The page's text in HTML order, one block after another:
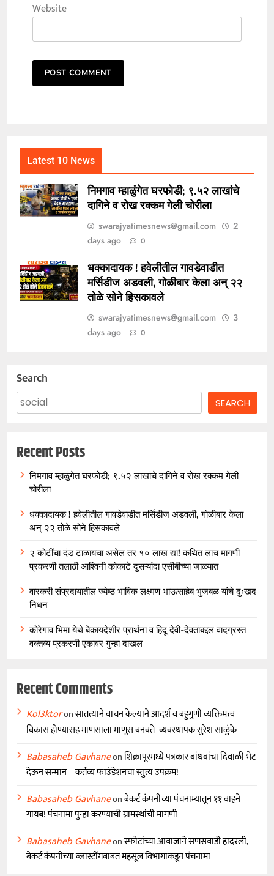
Website
Latest 10 News
निमगाव म्हाळुंगेत घरफोडी; ९.५२ लाखांचे
दागिने व रोख रक्कम गेली चोरीला
swarajyatimesnews@gmail.com
2
days ago
0
धक्कादायक ! हवेलीतील गावडेवाडीत
मर्सिडीज अडवली, गोळीबार केला अन् २२
तोळे सोने हिसकावले
swarajyatimesnews@gmail.com
3
days ago
0
Search
SEARCH
Recent Posts
निमगाव म्हाळुंगेत घरफोडी; ९.५२ लाखांचे दागिने व रोख रक्कम गेली
चोरीला
धक्कादायक ! हवेलीतील गावडेवाडीत मर्सिडीज अडवली, गोळीबार केला
अन् २२ तोळे सोने हिसकावले
२ कोटींचा दंड टाळायचा असेल तर १० लाख द्या! कथित लाच मागणी
प्रकरणी तलाठी आश्विनी कोकाटे दुसऱ्यांदा एसीबीच्या जाळ्यात
वारकरी संप्रदायातील ज्येष्ठ भाविक लक्ष्मण भाऊसाहेब भुजबळ यांचे दुःखद
निधन
कोरेगाव भिमा येथे बेकायदेशीर प्रार्थना व हिंदू देवी-देवतांबद्दल वादग्रस्त
वक्तव्य प्रकरणी एकावर गुन्हा दाखल
Recent Comments
Kol3ktoronसातत्याने वाचन केल्याने आदर्श व बहुगुणी व्यक्तिमत्त्व
विकास होण्यासह माणसाला माणूस बनवते -व्यवस्थापक सुरेश साळुंके
Babasaheb Gavhaneonशिक्रापूरमध्ये पत्रकार बांधवांचा दिवाळी भेट
देऊन सन्मान – कर्तव्य फाउंडेशनचा स्तुत्य उपक्रम!
Babasaheb Gavhaneonबेकर्ट कंपनीच्या पंचनाम्यातून ११ वाहने
गायब! पंचनामा पुन्हा करण्याची ग्रामस्थांची मागणी
Babasaheb Gavhaneonस्फोटांच्या आवाजाने सणसवाडी हादरली,
बेकर्ट कंपनीच्या ब्लास्टींगबाबत महसूल विभागाकडून पंचनामा